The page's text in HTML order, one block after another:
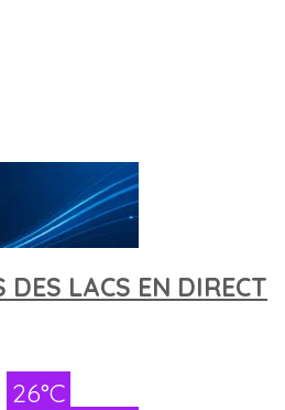
DES LACS EN DIRECT
26°C